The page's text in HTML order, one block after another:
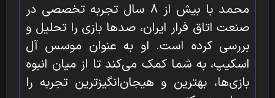
محمد با بیش از ۸ سال تجربه تخصصی در
صنعت اتاق فرار ایران، صدها بازی را تحلیل و
بررسی کرده است. او به عنوان موسس آل
اسکیپ، به شما کمک می‌کند تا از میان انبوه
بازی‌ها، بهترین و هیجان‌انگیزترین تجربه را